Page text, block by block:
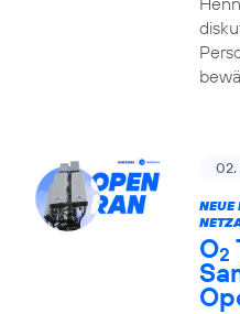
02.
NEUE
O2